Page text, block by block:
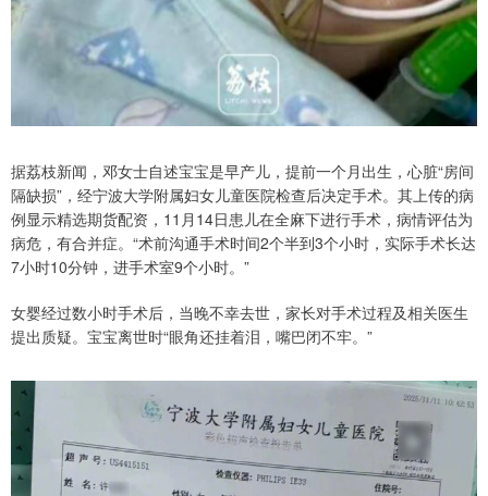
据荔枝新闻，邓女士自述宝宝是早产儿，提前一个月出生，心脏“房间
隔缺损”，经宁波大学附属妇女儿童医院检查后决定手术。其上传的病
例显示精选期货配资，11月14日患儿在全麻下进行手术，病情评估为
病危，有合并症。“术前沟通手术时间2个半到3个小时，实际手术长达
7小时10分钟，进手术室9个小时。”
女婴经过数小时手术后，当晚不幸去世，家长对手术过程及相关医生
提出质疑。宝宝离世时“眼角还挂着泪，嘴巴闭不牢。”